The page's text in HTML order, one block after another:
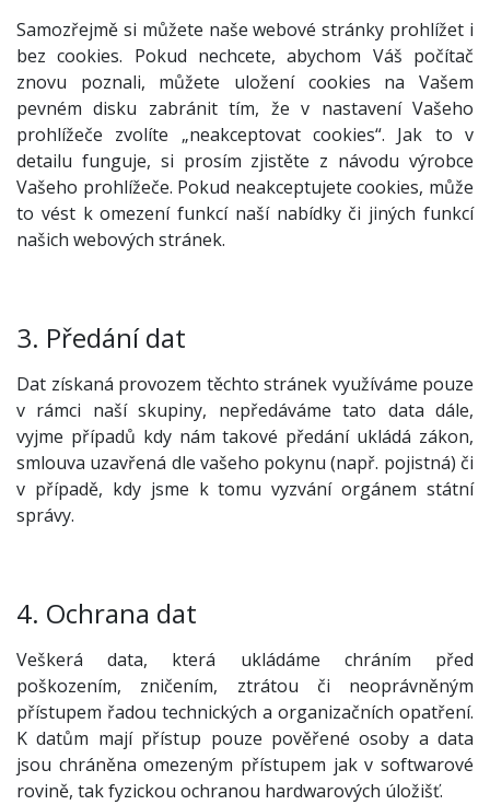
Samozřejmě si můžete naše webové stránky prohlížet i
bez cookies. Pokud nechcete, abychom Váš počítač
znovu poznali, můžete uložení cookies na Vašem
pevném disku zabránit tím, že v nastavení Vašeho
prohlížeče zvolíte „neakceptovat cookies“. Jak to v
detailu funguje, si prosím zjistěte z návodu výrobce
Vašeho prohlížeče. Pokud neakceptujete cookies, může
to vést k omezení funkcí naší nabídky či jiných funkcí
našich webových stránek.
3. Předání dat
Dat získaná provozem těchto stránek využíváme pouze
v rámci naší skupiny, nepředáváme tato data dále,
vyjme případů kdy nám takové předání ukládá zákon,
smlouva uzavřená dle vašeho pokynu (např. pojistná) či
v případě, kdy jsme k tomu vyzvání orgánem státní
správy.
4. Ochrana dat
Veškerá data, která ukládáme chráním před
poškozením, zničením, ztrátou či neoprávněným
přístupem řadou technických a organizačních opatření.
K datům mají přístup pouze pověřené osoby a data
jsou chráněna omezeným přístupem jak v softwarové
rovině, tak fyzickou ochranou hardwarových úložišť.